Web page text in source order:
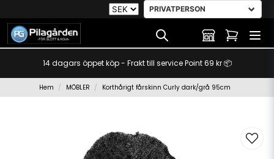
14 dagars öppet köp - Frakt till service Point 69 kr 📦
Hem MÖBLER Korthårigt fårskinn Curly dark/grå 95cm